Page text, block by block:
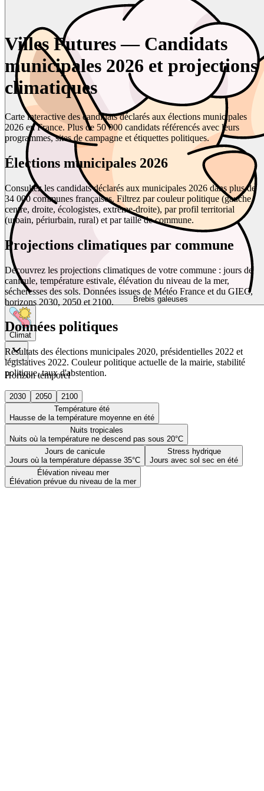
Brebis galeuses
Climat
Horizon temporel
2030 2050
2100
Température été
Hausse de la température moyenne en été
Nuits tropicales
Nuits où la température ne descend pas sous 20°C
Jours de canicule
Jours où la température dépasse 35°C
Stress hydrique
Jours avec sol sec en été
Élévation niveau mer
Élévation prévue du niveau de la mer
Villes Futures — Candidats
municipales 2026 et projections
climatiques
Carte interactive des candidats déclarés aux élections municipales
2026 en France. Plus de 50 000 candidats référencés avec leurs
programmes, sites de campagne et étiquettes politiques.
Élections municipales 2026
Consultez les candidats déclarés aux municipales 2026 dans plus de
34 000 communes françaises. Filtrez par couleur politique (gauche,
centre, droite, écologistes, extrême-droite), par profil territorial
(urbain, périurbain, rural) et par taille de commune.
Projections climatiques par commune
Découvrez les projections climatiques de votre commune : jours de
canicule, température estivale, élévation du niveau de la mer,
sécheresses des sols. Données issues de Météo France et du GIEC,
horizons 2030, 2050 et 2100.
Données politiques
Résultats des élections municipales 2020, présidentielles 2022 et
législatives 2022. Couleur politique actuelle de la mairie, stabilité
politique, taux d'abstention.